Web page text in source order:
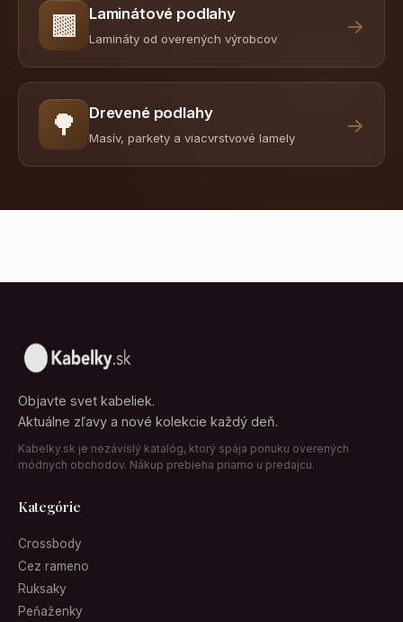
🟫 Laminátové podlahy
Lamináty od overených výrobcov
→
🌳 Drevené podlahy
Masív, parkety a viacvrstvové lamely
→
Objavte svet kabeliek.
Aktuálne zľavy a nové kolekcie každý deň.
Kabelky.sk je nezávislý katalóg, ktorý spája ponuku overených
módnych obchodov. Nákup prebieha priamo u predajcu.
Kategórie
Crossbody
Cez rameno
Ruksaky
Peňaženky